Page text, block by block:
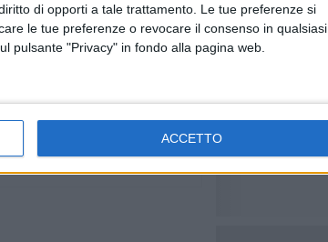
di opporti a tale trattamento. Le tue preferenze si
le tue preferenze o revocare il consenso in qualsiasi
pulsante "Privacy" in fondo alla pagina web.
ACCETTO
sarebbero serviti